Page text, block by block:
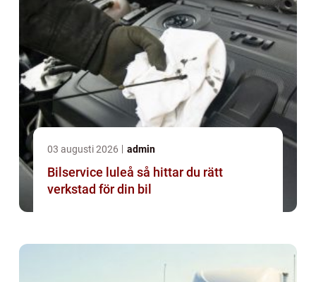
03 augusti 2026 admin
Bilservice luleå så hittar du rätt
verkstad för din bil